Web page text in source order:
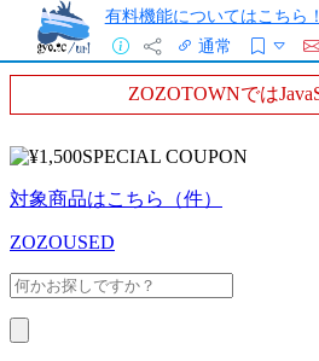
有料機能についてはこちら！
通常